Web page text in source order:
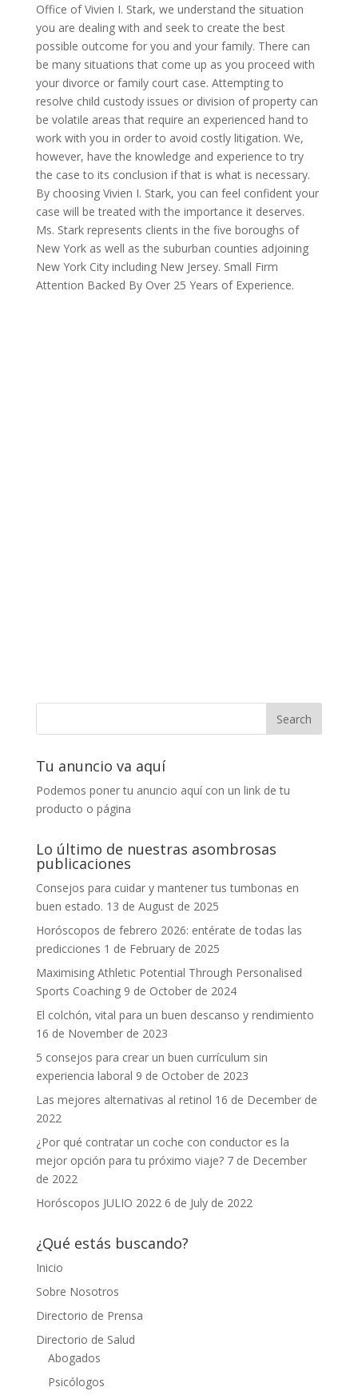
Office of Vivien I. Stark, we understand the situation
you are dealing with and seek to create the best
possible outcome for you and your family. There can
be many situations that come up as you proceed with
your divorce or family court case. Attempting to
resolve child custody issues or division of property can
be volatile areas that require an experienced hand to
work with you in order to avoid costly litigation. We,
however, have the knowledge and experience to try
the case to its conclusion if that is what is necessary.
By choosing Vivien I. Stark, you can feel confident your
case will be treated with the importance it deserves.
Ms. Stark represents clients in the five boroughs of
New York as well as the suburban counties adjoining
New York City including New Jersey. Small Firm
Attention Backed By Over 25 Years of Experience.
Tu anuncio va aquí
Podemos poner tu anuncio aquí con un link de tu
producto o página
Lo último de nuestras asombrosas
publicaciones
Consejos para cuidar y mantener tus tumbonas en
buen estado. 13 de August de 2025
Horóscopos de febrero 2026: entérate de todas las
predicciones 1 de February de 2025
Maximising Athletic Potential Through Personalised
Sports Coaching 9 de October de 2024
El colchón, vital para un buen descanso y rendimiento
16 de November de 2023
5 consejos para crear un buen currículum sin
experiencia laboral 9 de October de 2023
Las mejores alternativas al retinol 16 de December de
2022
¿Por qué contratar un coche con conductor es la
mejor opción para tu próximo viaje? 7 de December
de 2022
Horóscopos JULIO 2022 6 de July de 2022
¿Qué estás buscando?
Inicio
Sobre Nosotros
Directorio de Prensa
Directorio de Salud
Abogados
Psicólogos